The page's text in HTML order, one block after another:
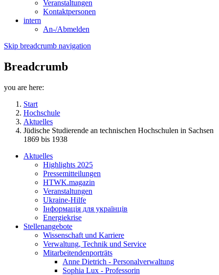
Veranstaltungen
Kontaktpersonen
intern
An-/Abmelden
Skip breadcrumb navigation
Breadcrumb
you are here:
Start
Hochschule
Aktuelles
Jüdische Studierende an technischen Hochschulen in Sachsen
1869 bis 1938
Aktuelles
Highlights 2025
Pressemitteilungen
HTWK.magazin
Veranstaltungen
Ukraine-Hilfe
Інформація для українців
Energiekrise
Stellenangebote
Wissenschaft und Karriere
Verwaltung, Technik und Service
Mitarbeitendenporträts
Anne Dietrich - Personalverwaltung
Sophia Lux - Professorin